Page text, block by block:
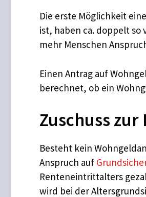
Die erste Möglichkeit
ist, haben ca. doppelt so
mehr Menschen
Einen Antrag auf
berechnet, ob ein
Zuschuss
Besteht kein
Anspruch auf
Renteneintrittalters
wird bei der